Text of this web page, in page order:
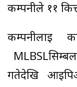
कम्पनीले ११
कम्पनीलाई
गतेदेखि